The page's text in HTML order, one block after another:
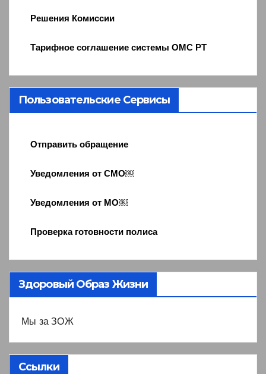
Решения Комиссии
Тарифное соглашение системы ОМС РТ
Пользовательские Сервисы
Отправить обращение
Уведомления от СМО￼
Уведомления от МО￼
Проверка готовности полиса
Здоровый Образ Жизни
Мы за ЗОЖ
Ссылки